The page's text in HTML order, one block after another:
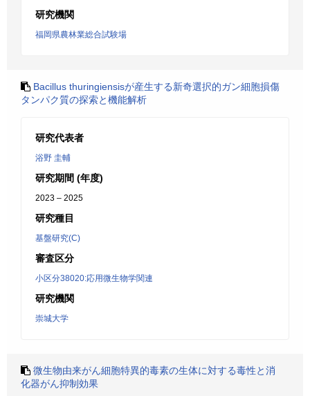
研究機関
福岡県農林業総合試験場
Bacillus thuringiensisが産生する新奇選択的ガン細胞損傷
タンパク質の探索と機能解析
研究代表者
浴野 圭輔
研究期間 (年度)
2023 – 2025
研究種目
基盤研究(C)
審査区分
小区分38020:応用微生物学関連
研究機関
崇城大学
微生物由来がん細胞特異的毒素の生体に対する毒性と消
化器がん抑制効果